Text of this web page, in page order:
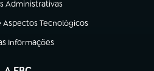
Administrativas
nova aba)
Aspectos Tecnológicos
Informações
em nova aba)